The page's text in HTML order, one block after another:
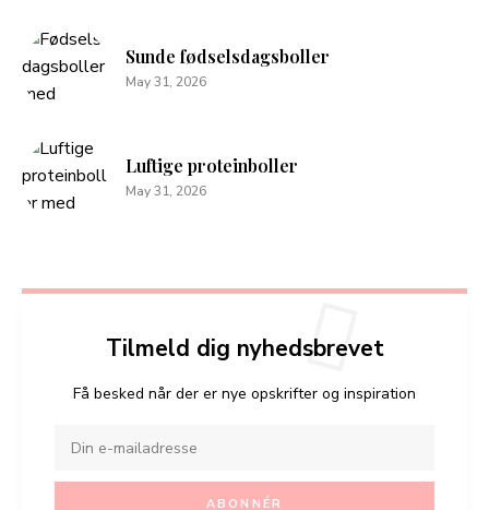
Sunde fødselsdagsboller
May 31, 2026
Luftige proteinboller
May 31, 2026
Tilmeld dig nyhedsbrevet
Få besked når der er nye opskrifter og inspiration